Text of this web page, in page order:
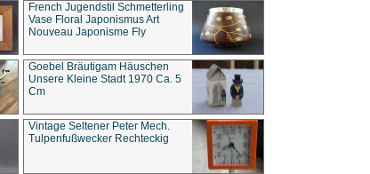
French Jugendstil Schmetterling
Vase Floral Japonismus Art
Nouveau Japonisme Fly
Goebel Bräutigam Häuschen
Unsere Kleine Stadt 1970 Ca. 5
Cm
Vintage Seltener Peter Mech.
Tulpenfußwecker Rechteckig